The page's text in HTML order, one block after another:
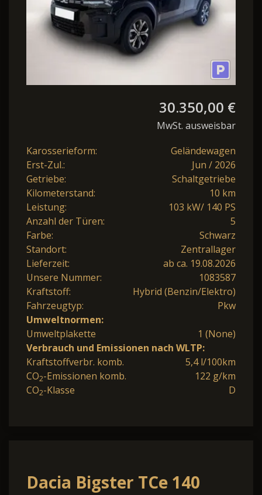
30.350,00 €
MwSt. ausweisbar
Karosserieform:
Geländewagen
Erst-Zul.:
Jun / 2026
Getriebe:
Schaltgetriebe
Kilometerstand:
10 km
Leistung:
103 kW/ 140 PS
Anzahl der Türen:
5
Farbe:
Schwarz
Standort:
Zentrallager
Lieferzeit:
ab ca. 19.08.2026
Unsere Nummer:
1083587
Kraftstoff:
Hybrid (Benzin/Elektro)
Fahrzeugtyp:
Pkw
Umweltnormen:
Umweltplakette
1 (None)
Verbrauch und Emissionen nach WLTP:
Kraftstoffverbr. komb.
5,4 l/100km
CO2-Emissionen komb.
122 g/km
CO2-Klasse D
Dacia Bigster TCe 140